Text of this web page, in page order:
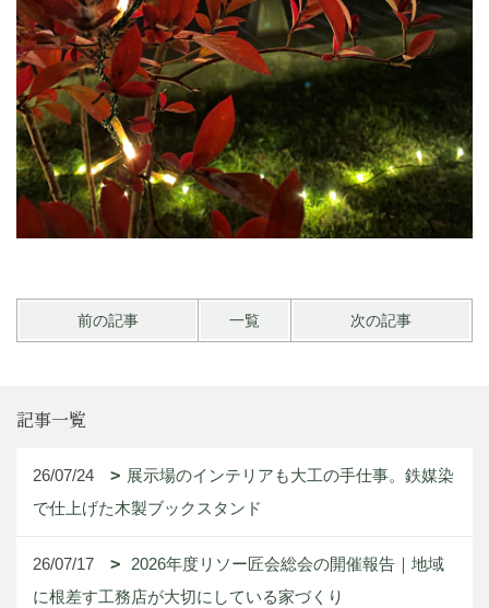
前の記事 一覧 次の記事
記事一覧
26/07/24
展示場のインテリアも大工の手仕事。鉄媒染
で仕上げた木製ブックスタンド
26/07/17
2026年度リソー匠会総会の開催報告｜地域
に根差す工務店が大切にしている家づくり